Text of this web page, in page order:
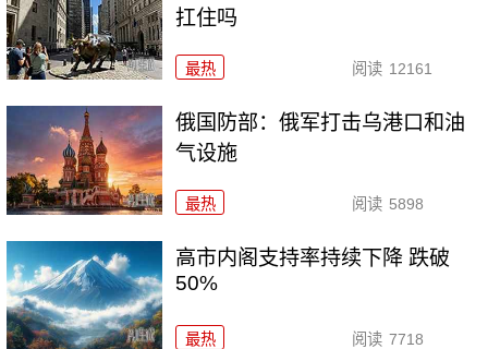
扛住吗
最热 阅读 12161
俄国防部：俄军打击乌港口和油
气设施
最热 阅读 5898
高市内阁支持率持续下降 跌破
50%
最热 阅读 7718